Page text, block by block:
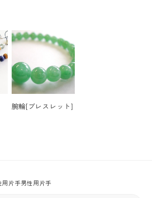
用片手男性用片手
腕輪[ブレスレット]